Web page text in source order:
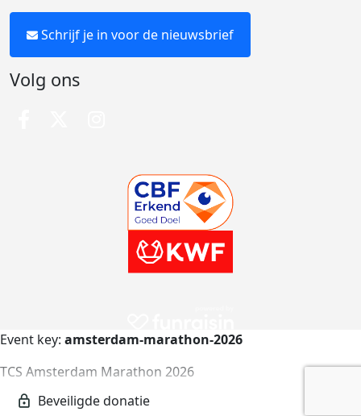
Schrijf je in voor de nieuwsbrief
Volg ons
Event key: amsterdam-marathon-2026
TCS Amsterdam Marathon 2026
amsterdam-marathon-2026